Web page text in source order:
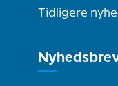
Tidligere